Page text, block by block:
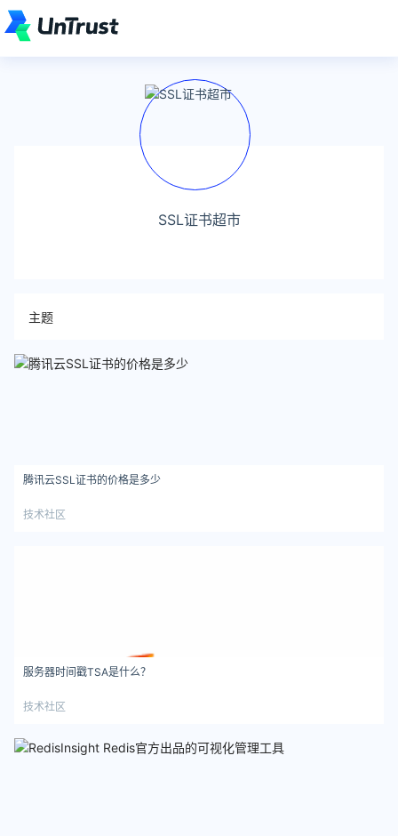
SSL证书超市
主题
腾讯云SSL证书的价格是多少
技术社区
服务器时间戳TSA是什么？
技术社区